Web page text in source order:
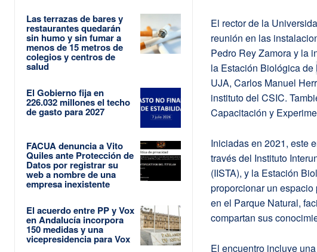
Las terrazas de bares y
restaurantes quedarán
sin humo y sin fumar a
menos de 15 metros de
colegios y centros de
salud
El Gobierno fija en
226.032 millones el techo
de gasto para 2027
FACUA denuncia a Vito
Quiles ante Protección de
Datos por registrar su
web a nombre de una
empresa inexistente
El acuerdo entre PP y Vox
en Andalucía incorpora
150 medidas y una
vicepresidencia para Vox
El rector de la
reunión en las
Pedro Rey Zamora y la
la Estación Biológica de
UJA, Carlos Manuel
instituto del CSIC.
Capacitación y
Iniciadas en 2021, este
través del Instituto
(IISTA), y la Estación
proporcionar un
en el Parque Natural,
compartan sus
El encuentro incluye